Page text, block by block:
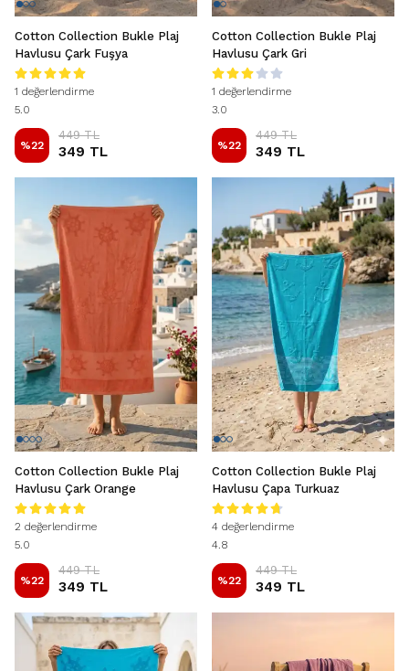
Cotton Collection Bukle Plaj
Havlusu Çark Fuşya
1 değerlendirme
5.0
%22
449 TL
349 TL
Cotton Collection Bukle Plaj
Havlusu Çark Gri
1 değerlendirme
3.0
%22
449 TL
349 TL
Cotton Collection Bukle Plaj
Havlusu Çark Orange
2 değerlendirme
5.0
%22
449 TL
349 TL
Cotton Collection Bukle Plaj
Havlusu Çapa Turkuaz
4 değerlendirme
4.8
%22
449 TL
349 TL